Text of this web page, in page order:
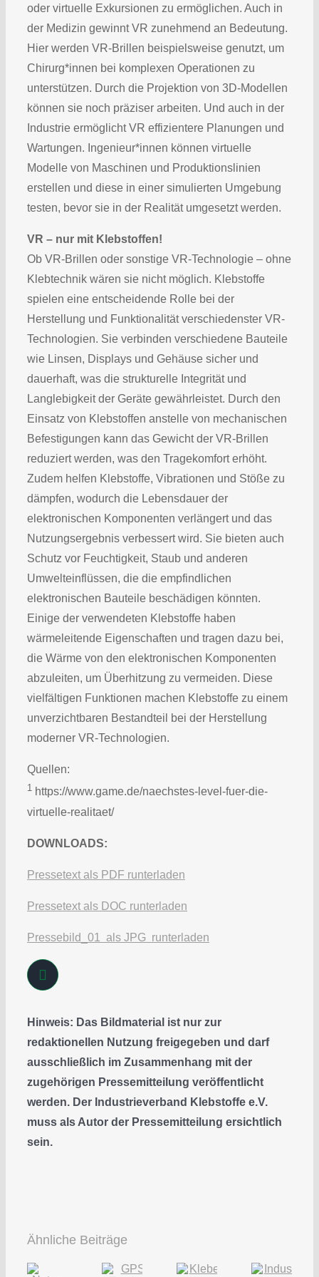
oder virtuelle Exkursionen zu ermöglichen. Auch in
der Medizin gewinnt VR zunehmend an Bedeutung.
Hier werden VR-Brillen beispielsweise genutzt, um
Chirurg*innen bei komplexen Operationen zu
unterstützen. Durch die Projektion von 3D-Modellen
können sie noch präziser arbeiten. Und auch in der
Industrie ermöglicht VR effizientere Planungen und
Wartungen. Ingenieur*innen können virtuelle
Modelle von Maschinen und Produktionslinien
erstellen und diese in einer simulierten Umgebung
testen, bevor sie in der Realität umgesetzt werden.
VR – nur mit Klebstoffen!
Ob VR-Brillen oder sonstige VR-Technologie – ohne
Klebtechnik wären sie nicht möglich. Klebstoffe
spielen eine entscheidende Rolle bei der
Herstellung und Funktionalität verschiedenster VR-
Technologien. Sie verbinden verschiedene Bauteile
wie Linsen, Displays und Gehäuse sicher und
dauerhaft, was die strukturelle Integrität und
Langlebigkeit der Geräte gewährleistet. Durch den
Einsatz von Klebstoffen anstelle von mechanischen
Befestigungen kann das Gewicht der VR-Brillen
reduziert werden, was den Tragekomfort erhöht.
Zudem helfen Klebstoffe, Vibrationen und Stöße zu
dämpfen, wodurch die Lebensdauer der
elektronischen Komponenten verlängert und das
Nutzungsergebnis verbessert wird. Sie bieten auch
Schutz vor Feuchtigkeit, Staub und anderen
Umwelteinflüssen, die die empfindlichen
elektronischen Bauteile beschädigen könnten.
Einige der verwendeten Klebstoffe haben
wärmeleitende Eigenschaften und tragen dazu bei,
die Wärme von den elektronischen Komponenten
abzuleiten, um Überhitzung zu vermeiden. Diese
vielfältigen Funktionen machen Klebstoffe zu einem
unverzichtbaren Bestandteil bei der Herstellung
moderner VR-Technologien.
Quellen:
1 https://www.game.de/naechstes-level-fuer-die-
virtuelle-realitaet/
DOWNLOADS:
Pressetext als PDF runterladen
Pressetext als DOC runterladen
Pressebild_01 als JPG runterladen
Hinweis: Das Bildmaterial ist nur zur
redaktionellen Nutzung freigegeben und darf
ausschließlich im Zusammenhang mit der
zugehörigen Pressemitteilung veröffentlicht
werden. Der Industrieverband Klebstoffe e.V.
muss als Autor der Pressemitteilung ersichtlich
sein.
Ähnliche Beiträge